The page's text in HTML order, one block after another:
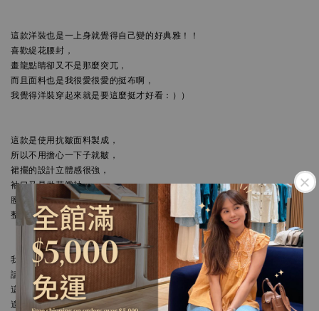
這款洋裝也是一上身就覺得自己變的好典雅！！
喜歡緹花腰封，
畫龍點睛卻又不是那麼突兀，
而且面料也是我很愛很愛的挺布啊，
這款是使用抗皺面料製成，
所以不用擔心一下子就皺，
裙擺的設計立體感很強，
袖口又是做花瓣袖，
腰間緹花的腰封設計讓人看起來腰超瘦的，
整件就是很美啦！
我通常喜歡的洋裝就是穿出去會讓路人問你，
請問洋裝在哪裡買呢哈哈，
這款的翻領也超耐看的，
適合很多場合，